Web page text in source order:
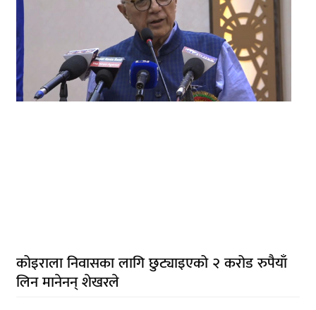
कोइराला निवासका लागि छुट्याइएको २ करोड रुपैयाँ
लिन मानेनन् शेखरले